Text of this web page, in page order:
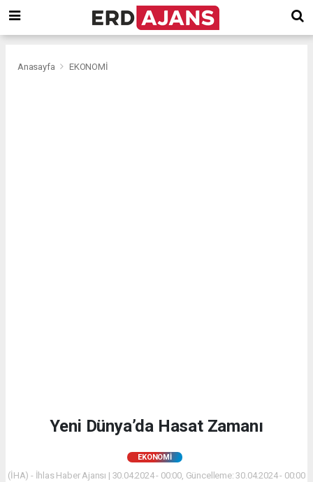
Anasayfa EKONOMİ
Yeni Dünya’da Hasat Zamanı
EKONOMİ
(İHA) - İhlas Haber Ajansı | 30.04.2024 - 00:00, Güncelleme: 30.04.2024 - 00:00